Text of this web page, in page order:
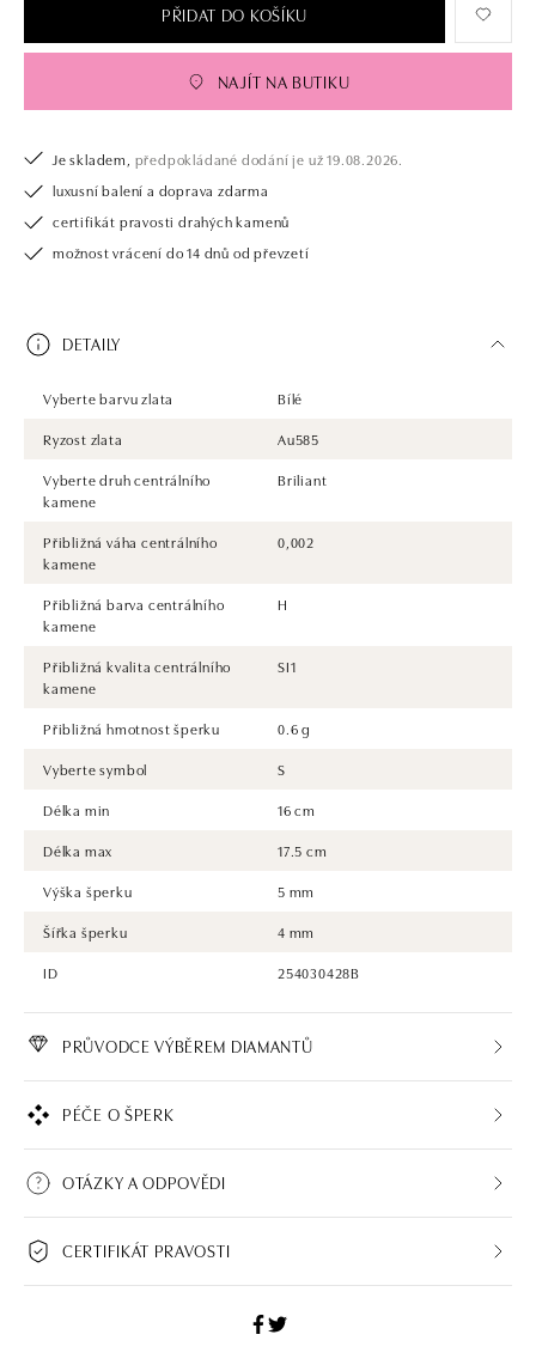
PŘIDAT DO KOŠÍKU
NAJÍT NA BUTIKU
Je skladem, předpokládané dodání je už 19.08.2026.
luxusní balení a doprava zdarma
certifikát pravosti drahých kamenů
možnost vrácení do 14 dnů od převzetí
DETAILY
Vyberte barvu zlata
Bílé
Ryzost zlata
Au585
Vyberte druh centrálního
kamene
Briliant
Přibližná váha centrálního
kamene
0,002
Přibližná barva centrálního
kamene
H
Přibližná kvalita centrálního
kamene
SI1
Přibližná hmotnost šperku
0.6 g
Vyberte symbol
S
Délka min
16 cm
Délka max
17.5 cm
Výška šperku
5 mm
Šířka šperku
4 mm
ID
254030428B
PRŮVODCE VÝBĚREM DIAMANTŮ
PÉČE O ŠPERK
OTÁZKY A ODPOVĚDI
CERTIFIKÁT PRAVOSTI